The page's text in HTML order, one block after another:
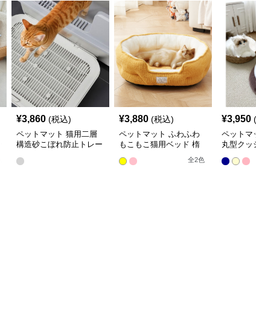
¥3,860 (税込)
ペットマット 猫用二層
構造砂こぼれ防止トレー
¥3,880 (税込)
ペットマット ふわふわ
もこもこ猫用ベッド 楕
全2色
¥3,950
ペットマ
丸型クッ